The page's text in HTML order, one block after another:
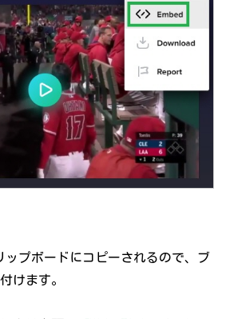
ップボードにコピーされるので、ブ
けます。